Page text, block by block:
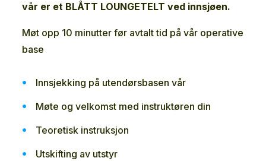
vår er et BLÅTT LOUNGETELT ved innsjøen.
Møt opp 10 minutter før avtalt tid på vår operative
base
Innsjekking på utendørsbasen vår
Møte og velkomst med instruktøren din
Teoretisk instruksjon
Utskifting av utstyr